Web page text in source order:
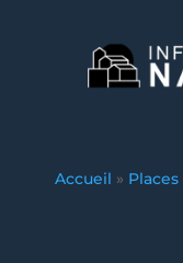
Accueil » Places